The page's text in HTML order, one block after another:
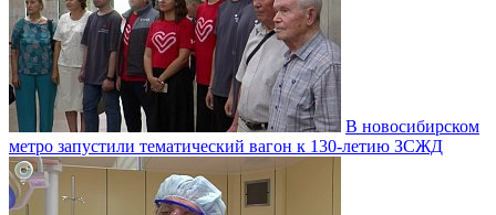
В новосибирском
метро запустили тематический вагон к 130-летию ЗСЖД